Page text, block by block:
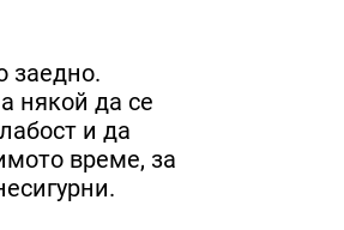
заедно.
някой да се
и да
време, за